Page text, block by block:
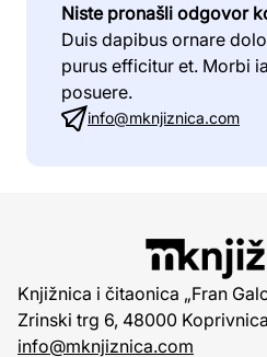
Niste pronašli odgovor
Duis dapibus ornare
purus efficitur et. Morbi
posuere.
info@mknjiznica.com
Knjižnica i čitaonica „Fran
Zrinski trg 6, 48000 Koprivnica
info@mknjiznica.com